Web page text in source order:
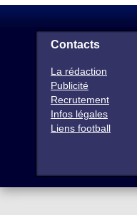
Contacts
La rédaction
Publicité
Recrutement
Infos légales
Liens football